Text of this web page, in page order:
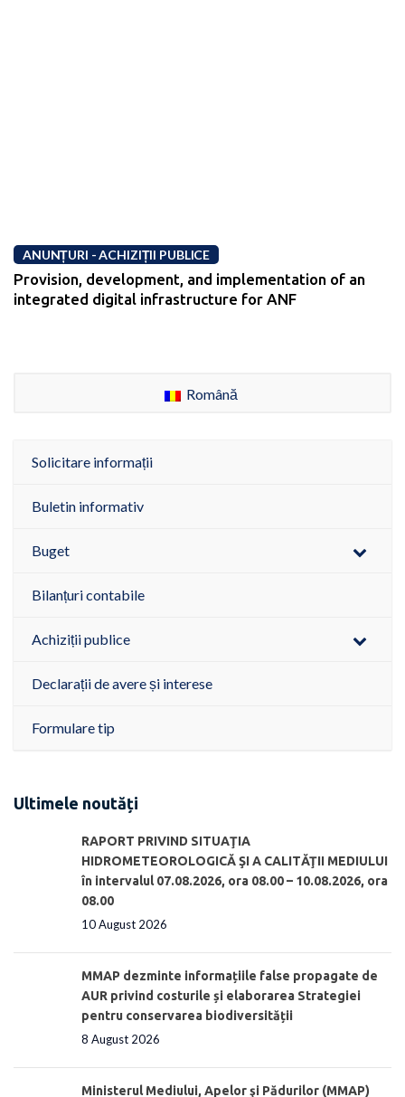
ANUNȚURI - ACHIZIȚII PUBLICE
Provision, development, and implementation of an
integrated digital infrastructure for ANF
Română
Solicitare informații
Buletin informativ
Buget
Bilanțuri contabile
Achiziții publice
Declarații de avere și interese
Formulare tip
Ultimele noutăți
RAPORT PRIVIND SITUAŢIA
HIDROMETEOROLOGICĂ ŞI A CALITĂŢII MEDIULUI
în intervalul 07.08.2026, ora 08.00 – 10.08.2026, ora
08.00
10 August 2026
MMAP dezminte informațiile false propagate de
AUR privind costurile și elaborarea Strategiei
pentru conservarea biodiversității
8 August 2026
Ministerul Mediului, Apelor şi Pădurilor (MMAP)